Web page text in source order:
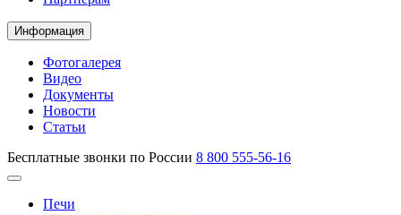
Информация
Фотогалерея
Видео
Документы
Новости
Статьи
Бесплатные звонки по России 8 800 555-56-16
Печи